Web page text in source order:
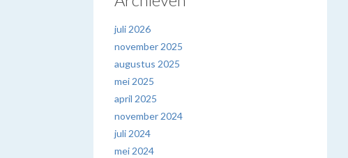
juli 2026
november 2025
augustus 2025
mei 2025
april 2025
november 2024
juli 2024
mei 2024